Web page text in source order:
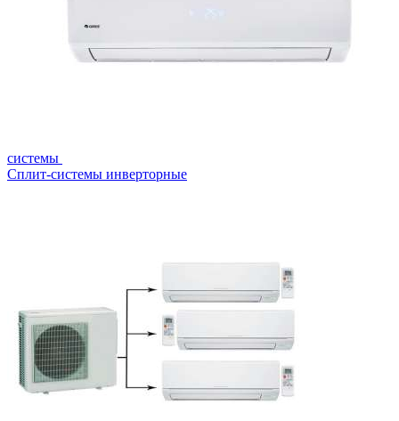
системы
Сплит-системы инверторные